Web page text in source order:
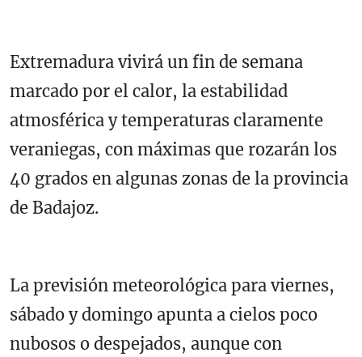
Extremadura vivirá un fin de semana
marcado por el calor, la estabilidad
atmosférica y temperaturas claramente
veraniegas, con máximas que rozarán los
40 grados en algunas zonas de la provincia
de Badajoz.
La previsión meteorológica para viernes,
sábado y domingo apunta a cielos poco
nubosos o despejados, aunque con